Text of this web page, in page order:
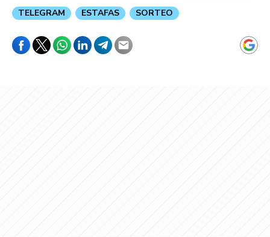
TELEGRAM ESTAFAS SORTEO